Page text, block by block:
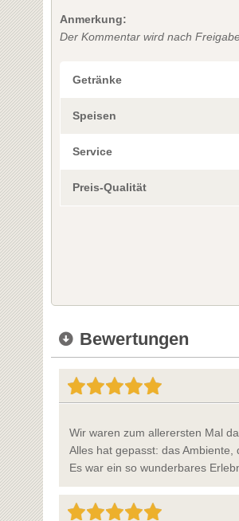
Anmerkung:
Der Kommentar wird nach
Getränke
Speisen
Service
Preis-Qualität
Bewertungen
Wir waren zum allerersten Mal
Alles hat gepasst: das
Es war ein so wunderbares